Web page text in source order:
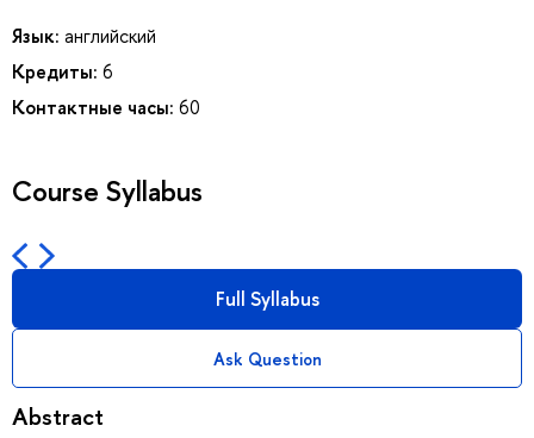
Язык: английский
Кредиты: 6
Контактные часы: 60
Course Syllabus
Full Syllabus
Ask Question
Abstract